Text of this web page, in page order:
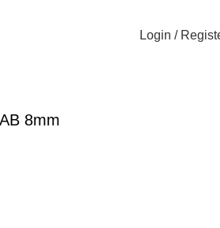
Login /
8mm